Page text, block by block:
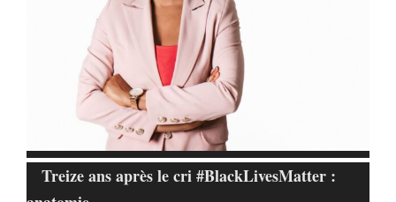
Treize ans après le cri #BlackLivesMatter :